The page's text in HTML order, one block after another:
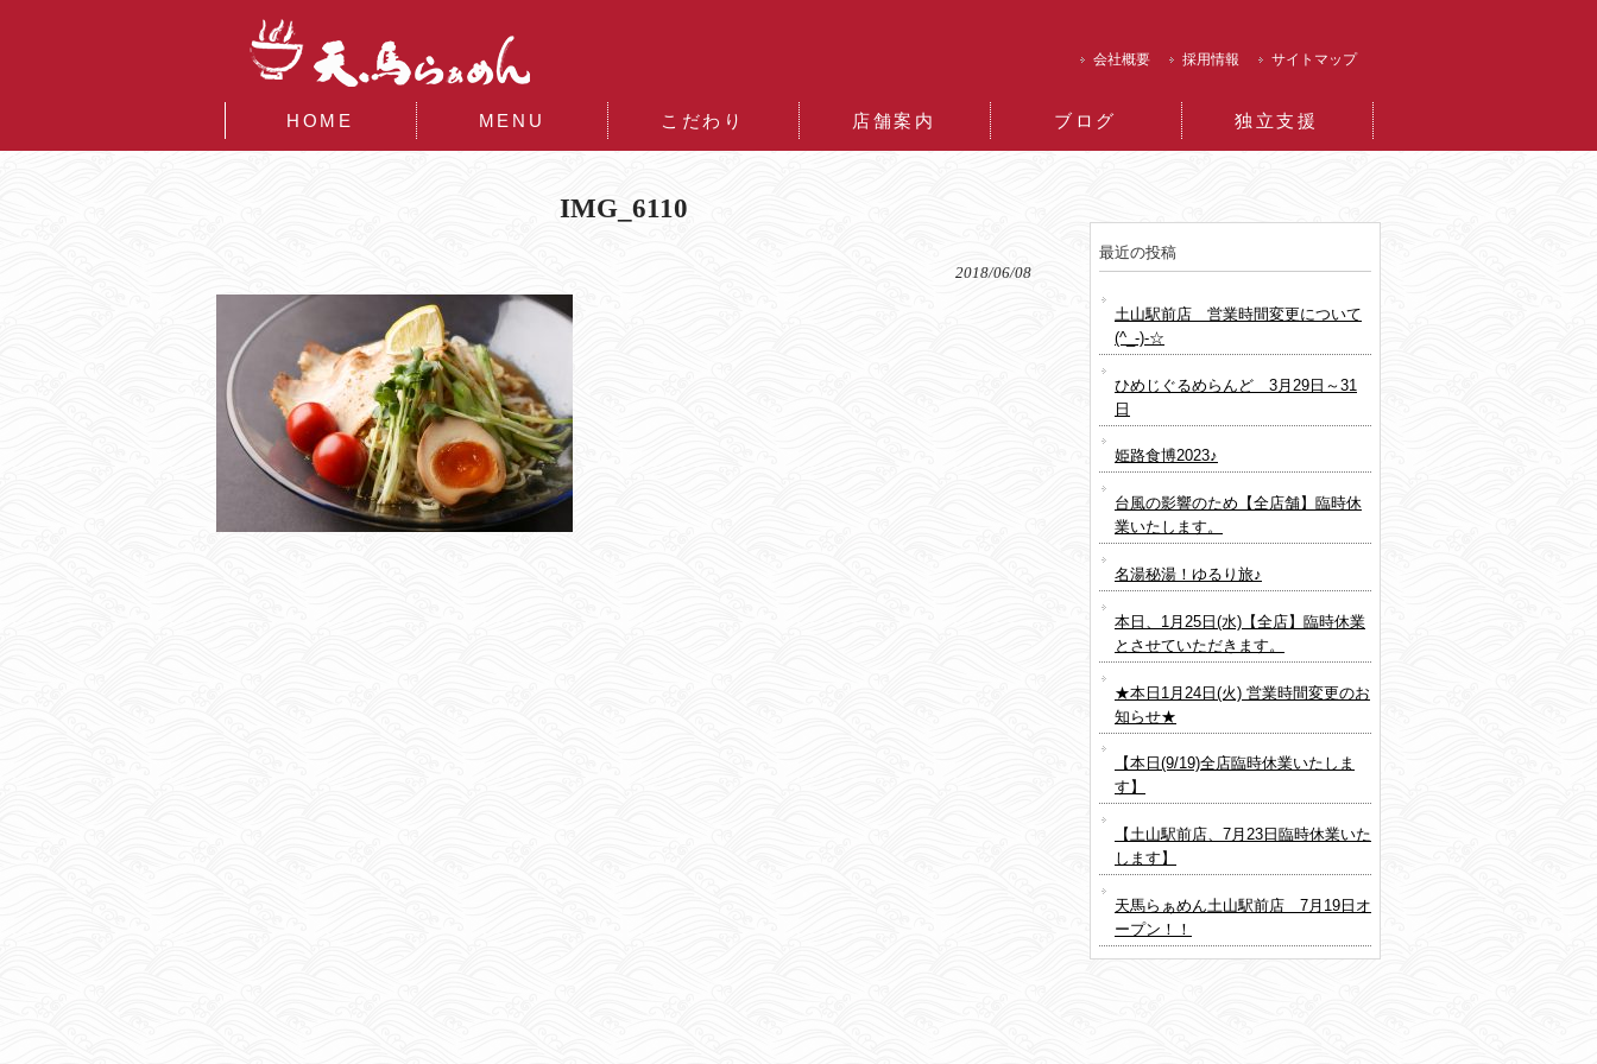
会社概要 採用情報 サイトマップ
HOME MENU こだわり 店舗案内 ブログ 独立支援
IMG_6110
2018/06/08
最近の投稿
土山駅前店 営業時間変更について
(^_-)-☆
ひめじぐるめらんど 3月29日～31
日
姫路食博2023♪
台風の影響のため【全店舗】臨時休
業いたします。
名湯秘湯！ゆるり旅♪
本日、1月25日(水)【全店】臨時休業
とさせていただきます。
★本日1月24日(火) 営業時間変更のお
知らせ★
【本日(9/19)全店臨時休業いたしま
す】
【土山駅前店、7月23日臨時休業いた
します】
天馬らぁめん土山駅前店 7月19日オ
ープン！！